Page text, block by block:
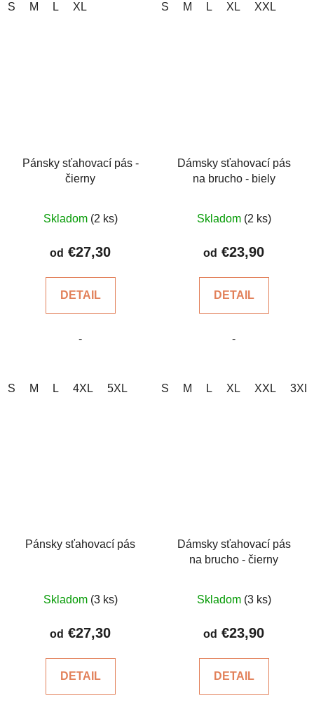
S M L XL S M L XL XXL
Pánsky sťahovací pás -
čierny
hodnotenie
produktu
z
hviezdičiek.
Skladom (2 ks)
od €27,30
DETAIL
-
S M L 4XL 5XL
Dámsky sťahovací pás
na brucho - biely
Skladom (2 ks)
od €23,90
DETAIL
-
S M L XL XXL 3XL
Pánsky sťahovací pás
hodnotenie
produktu
z
Skladom (3 ks)
od €27,30
DETAIL
Dámsky sťahovací pás
na brucho - čierny
hodnotenie
produktu
z
Skladom (3 ks)
od €23,90
DETAIL